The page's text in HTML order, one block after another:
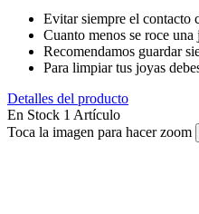
Evitar siempre el contacto
Cuanto menos se roce
Recomendamos guardar
Para limpiar tus joyas
Detalles del producto
En Stock 1 Artículo
Toca la imagen para hacer zoom